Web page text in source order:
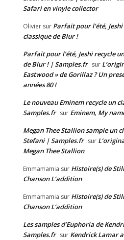
Safari en vinyle collector
Olivier sur Parfait pour l’été,
classique de Blur !
Parfait pour l’été, Jeshi recycle
de Blur ! | Samples.fr sur
Eastwood » de Gorillaz ? Un
années 80 !
Le nouveau Eminem recycle un
Samples.fr sur Eminem, My
Megan Thee Stallion sample un
Stefani | Samples.fr sur
Megan Thee Stallion
Emmamamia sur Histoire(s) de
Chanson L’addition
Emmamamia sur Histoire(s) de
Chanson L’addition
Les samples d’Euphoria de
Samples.fr sur Kendrick Lamar